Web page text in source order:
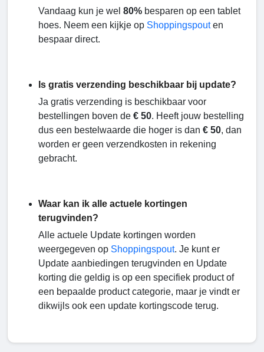
Vandaag kun je wel 80% besparen op een tablet
hoes. Neem een kijkje op Shoppingspouten
bespaar direct.
Is gratis verzending beschikbaar bij update?
Ja gratis verzending is beschikbaar voor
bestellingen boven de € 50. Heeft jouw bestelling
dus een bestelwaarde die hoger is dan € 50, dan
worden er geen verzendkosten in rekening
gebracht.
Waar kan ik alle actuele kortingen
terugvinden?
Alle actuele Update kortingen worden
weergegeven op Shoppingspout. Je kunt er
Update aanbiedingen terugvinden en Update
korting die geldig is op een specifiek product of
een bepaalde product categorie, maar je vindt er
dikwijls ook een update kortingscode terug.